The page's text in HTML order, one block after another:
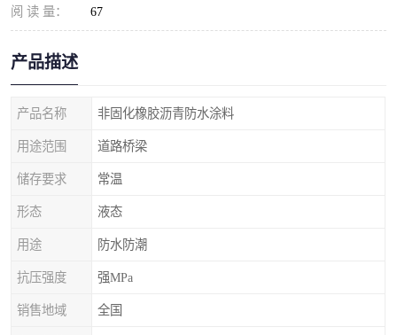
阅 读 量： 67
产品描述
产品名称 非固化橡胶沥青防水涂料
用途范围 道路桥梁
储存要求 常温
形态 液态
用途 防水防潮
抗压强度 强MPa
销售地域 全国